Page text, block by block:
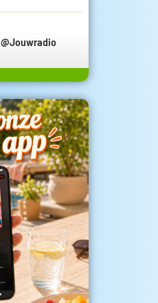
@Jouwradio